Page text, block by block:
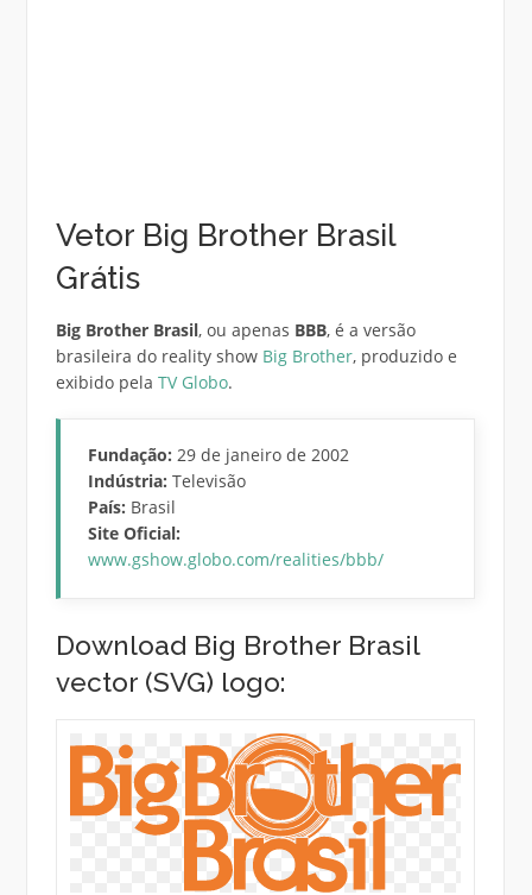
Vetor Big Brother Brasil
Grátis
Big Brother Brasil, ou apenas BBB, é a versão
brasileira do reality show Big Brother, produzido e
exibido pela TV Globo.
Fundação: 29 de janeiro de 2002
Indústria: Televisão
País: Brasil
Site Oficial:
www.gshow.globo.com/realities/bbb/
Download Big Brother Brasil
vector (SVG) logo: